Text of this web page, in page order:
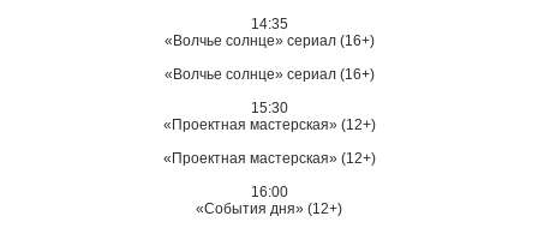
14:35
«Волчье солнце» сериал (16+)
«Волчье солнце» сериал (16+)
15:30
«Проектная мастерская» (12+)
«Проектная мастерская» (12+)
16:00
«События дня» (12+)